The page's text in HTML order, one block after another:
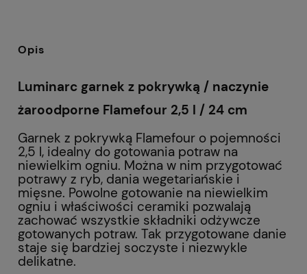
Opis
Luminarc garnek z pokrywką / naczynie
żaroodporne Flamefour 2,5 l / 24 cm
Garnek z pokrywką Flamefour o pojemności
2,5 l, idealny do gotowania potraw na
niewielkim ogniu. Można w nim przygotować
potrawy z ryb, dania wegetariańskie i
mięsne. Powolne gotowanie na niewielkim
ogniu i właściwości ceramiki pozwalają
zachować wszystkie składniki odżywcze
gotowanych potraw. Tak przygotowane danie
staje się bardziej soczyste i niezwykle
delikatne.